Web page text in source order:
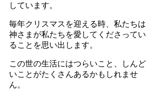
しています。
毎年クリスマスを迎える時、私たちは
神さまが私たちを愛してくださってい
ることを思い出します。
この世の生活にはつらいこと、しんど
いことがたくさんあるかもしれませ
ん。